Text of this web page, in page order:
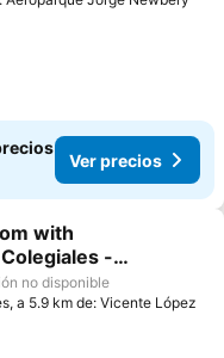
Ver precios
a favoritos
with
-
no disponible
a 5.9 km de: Vicente López